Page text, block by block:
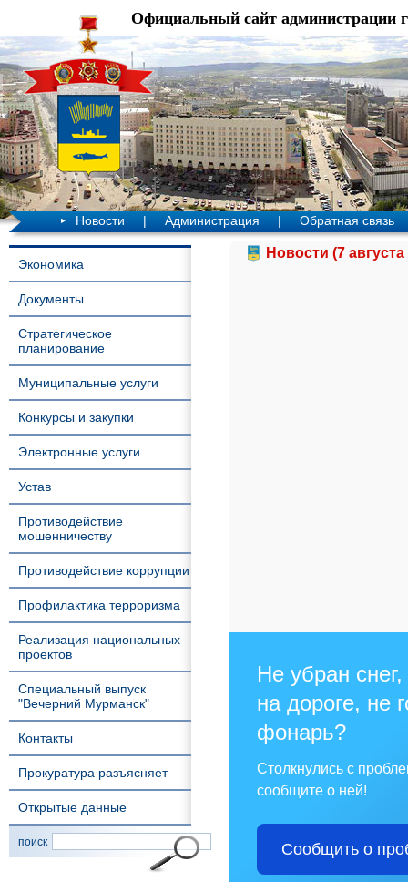
Официальный сайт администрации
Новости | Администрация | Обратная связь
Экономика
Документы
Стратегическое
планирование
Муниципальные услуги
Конкурсы и закупки
Электронные услуги
Устав
Противодействие
мошенничеству
Противодействие коррупции
Профилактика терроризма
Реализация национальных
проектов
Специальный выпуск
"Вечерний Мурманск"
Контакты
Прокуратура разъясняет
Открытые данные
поиск
Новости (7 августа
Не убран
на дороге, не
фонарь?
Столкнулись с
сообщите о ней!
Сообщить о